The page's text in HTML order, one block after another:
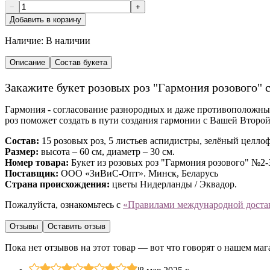
−
+
Добавить в корзину
Наличие: В наличии
Описание Состав букета
Закажите букет розовых роз "Гармония розового"
Гармония - согласование разнородных и даже
роз поможет создать в пути создания гармонии с Вашей
Состав: 15 розовых роз, 5 листьев аспидистры, зелёный
Размер: высота – 60 см, диаметр – 30 см.
Номер товара: Букет из розовых роз "Гармония розового" №2-
Поставщик: ООО «ЗиВиС-Опт». Минск, Беларусь
Страна происхождения: цветы Нидерланды / Эквадор.
Пожалуйста, ознакомьтесь с «Правилами международной
Отзывы Оставить отзыв
Пока нет отзывов на этот товар — вот что говорят о нашем